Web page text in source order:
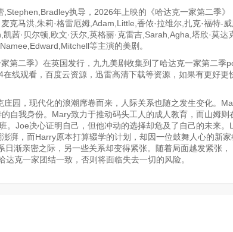
,Stephen,Bradley执导，2026年上映的《哈达克一家第二季》
麦克马洪,朱莉·格雷厄姆,Adam,Little,香侬·拉维尔,扎克·福特-
茜·贝尔顿,欧文·沃尔,英格丽·克雷吉,Sarah,Agha,塔欣·莫达
等主演的美剧。
第二季》在英国发行，九九美剧收集到了哈达克一家第二季
在线观看，百度云资源，迅雷高清下载等资源，如果有更好更
园，现代化的浪潮席卷而来，人际关系也随之发生变化。
自我身份。Mary致力于推动码头工人的成人教育，而山姆则
。Joe决心证明自己，但他冲动的选择却危及了自己的未来。
湃，而Harry原本打算辍学的计划，却因一位鼓舞人心的新家
渐亲密之际，另一些关系却变得紧张。随着局面越发紧张，
克一家团结一致，否则将面临失去一切的风险。